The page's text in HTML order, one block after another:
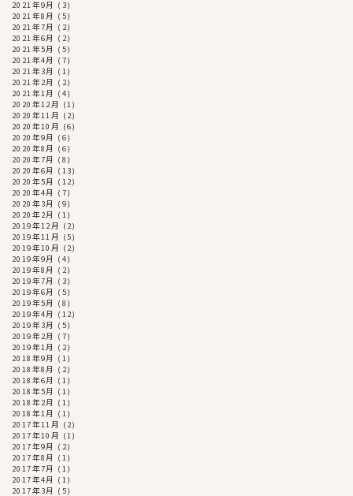
2021年9月 (3)
2021年8月 (5)
2021年7月 (2)
2021年6月 (2)
2021年5月 (5)
2021年4月 (7)
2021年3月 (1)
2021年2月 (2)
2021年1月 (4)
2020年12月 (1)
2020年11月 (2)
2020年10月 (6)
2020年9月 (6)
2020年8月 (6)
2020年7月 (8)
2020年6月 (13)
2020年5月 (12)
2020年4月 (7)
2020年3月 (9)
2020年2月 (1)
2019年12月 (2)
2019年11月 (5)
2019年10月 (2)
2019年9月 (4)
2019年8月 (2)
2019年7月 (3)
2019年6月 (5)
2019年5月 (8)
2019年4月 (12)
2019年3月 (5)
2019年2月 (7)
2019年1月 (2)
2018年9月 (1)
2018年8月 (2)
2018年6月 (1)
2018年5月 (1)
2018年2月 (1)
2018年1月 (1)
2017年11月 (2)
2017年10月 (1)
2017年9月 (2)
2017年8月 (1)
2017年7月 (1)
2017年4月 (1)
2017年3月 (5)